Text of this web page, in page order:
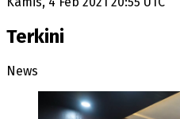
Terkini
News